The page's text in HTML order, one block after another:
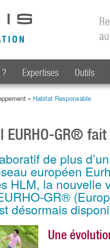
Expertises Outils
» Habitat Responsable
EURHO-GR®
de plus
européen
HLM, la nouvelle
GR®
désormais
Une